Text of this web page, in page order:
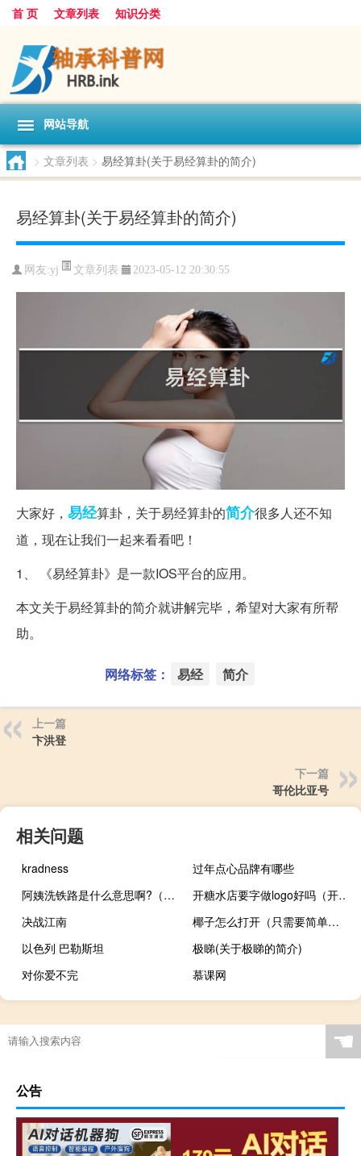
首 页 文章列表 知识分类
网站导航
> 文章列表 > 易经算卦(关于易经算卦的简介)
易经算卦(关于易经算卦的简介)
网友:yj 文章列表 2023-05-12 20:30:55
大家好， 易经算卦，关于易经算卦的简介很多人还不知
道，现在让我们一起来看看吧！
1、 《易经算卦》是一款IOS平台的应用。
本文关于易经算卦的简介就讲解完毕，希望对大家有所帮
助。
网络标签： 易经 简介
上一篇
卞洪登
下一篇
哥伦比亚号
相关问题
kradness
过年点心品牌有哪些
阿姨洗铁路是什么意思啊?（阿姨洗铁路什么意思）
开糖水店要字做logo好吗（开糖水店要多少钱）
决战江南
椰子怎么打开（只需要简单的3步就可以喝到甘甜的椰汁）
以色列 巴勒斯坦
极睇(关于极睇的简介)
对你爱不完
慕课网
☚
公告